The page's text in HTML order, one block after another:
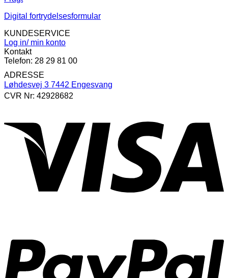
Digital fortrydelsesformular
KUNDESERVICE
Log in/ min konto
Kontakt
Telefon: 28 29 81 00
ADRESSE
Løhdesvej 3 7442 Engesvang
CVR Nr: 42928682